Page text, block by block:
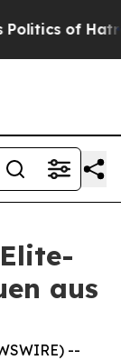
of Hatred”
aus
--